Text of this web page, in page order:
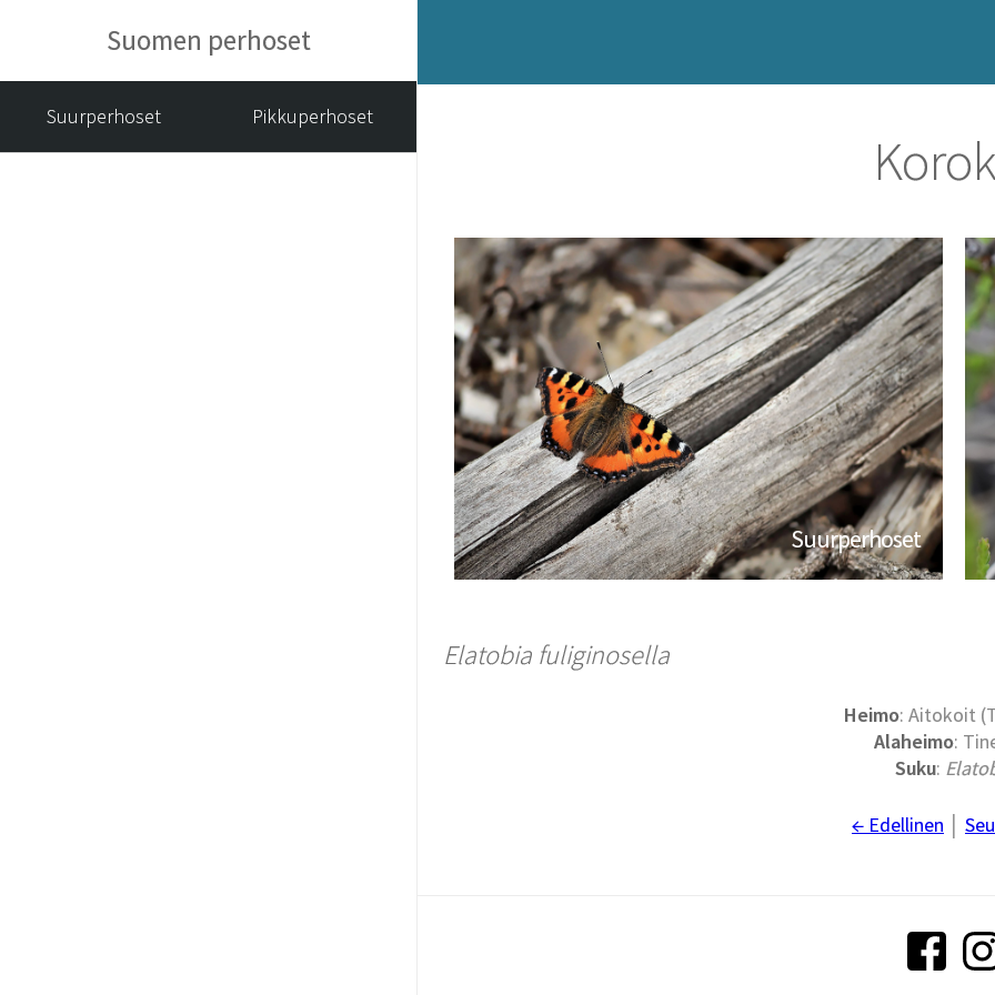
Suomen perhoset
Suurperhoset Pikkuperhoset
Suurperhoset
Elatobia fuliginosella
Heimo: Aitokoit
Alaheimo:
Suku:
← Edellinen